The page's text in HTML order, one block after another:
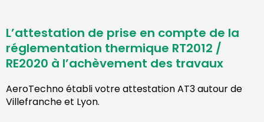
L’attestation de prise en compte de la
réglementation thermique RT2012 /
RE2020 à l’achèvement des travaux
AeroTechno établi votre attestation AT3 autour de
Villefranche et Lyon.